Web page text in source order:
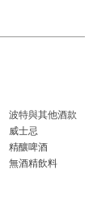
波特與其他酒款
威士忌
精釀啤酒
​無酒精飲料